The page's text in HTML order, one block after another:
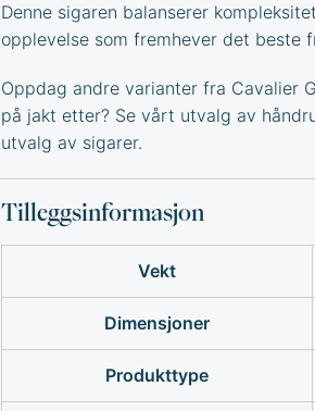
Denne sigaren balanserer
opplevelse som fremhever det beste
Oppdag andre varianter fra Cavalier
på jakt etter? Se vårt utvalg av
utvalg av sigarer.
Tilleggsinformasjon
Vekt
Dimensjoner
Produkttype